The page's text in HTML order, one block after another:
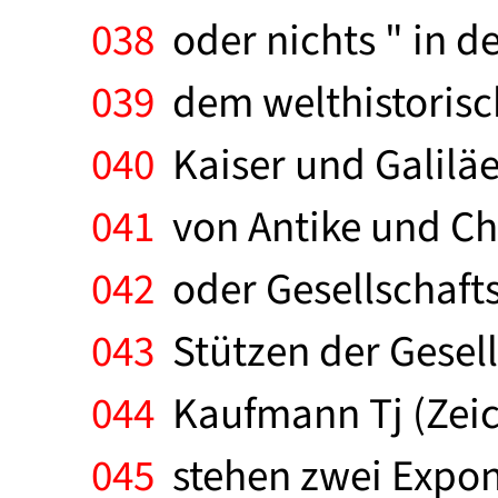
038 oder nichts " in
039 dem
040 Kaiser und
041 von Antike und
042 oder
043 Stützen der
044 Kaufmann Tj
045 stehen zwei